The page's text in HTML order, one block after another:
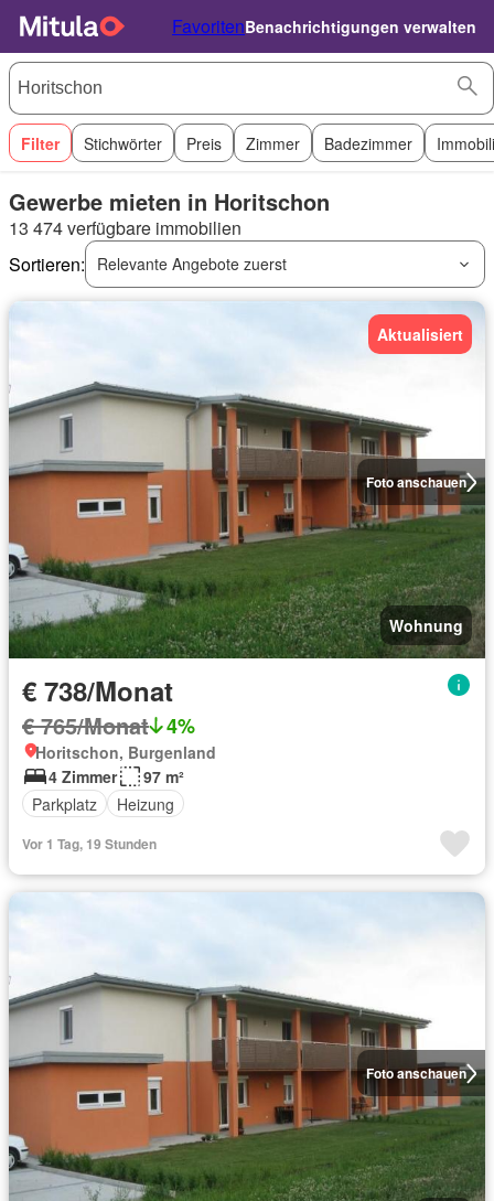
FavoritenBenachrichtigungen verwalten
Filter Stichwörter Preis Zimmer Badezimmer
Gewerbe mieten in Horitschon
13 474 verfügbare immobilien
Sortieren:
Relevante Angebote zuerst
Foto anschauen
Aktualisiert
Wohnung
€ 738/Monat
€ 765/Monat 4%
Horitschon, Burgenland
4 Zimmer
97 m²
Parkplatz
Heizung
Vor 1 Tag, 19 Stunden
Foto anschauen